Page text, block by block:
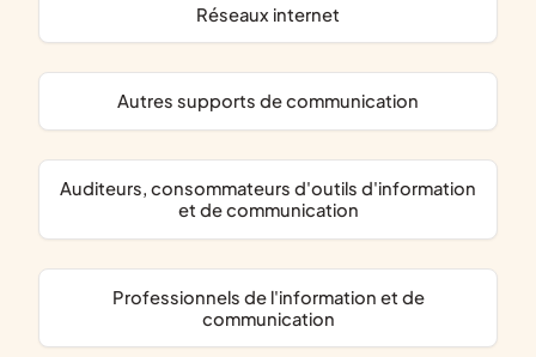
réseaux internet
autres supports de communication
auditeurs, consommateurs d'outils d'information
et de communication
professionnels de l'information et de
communication